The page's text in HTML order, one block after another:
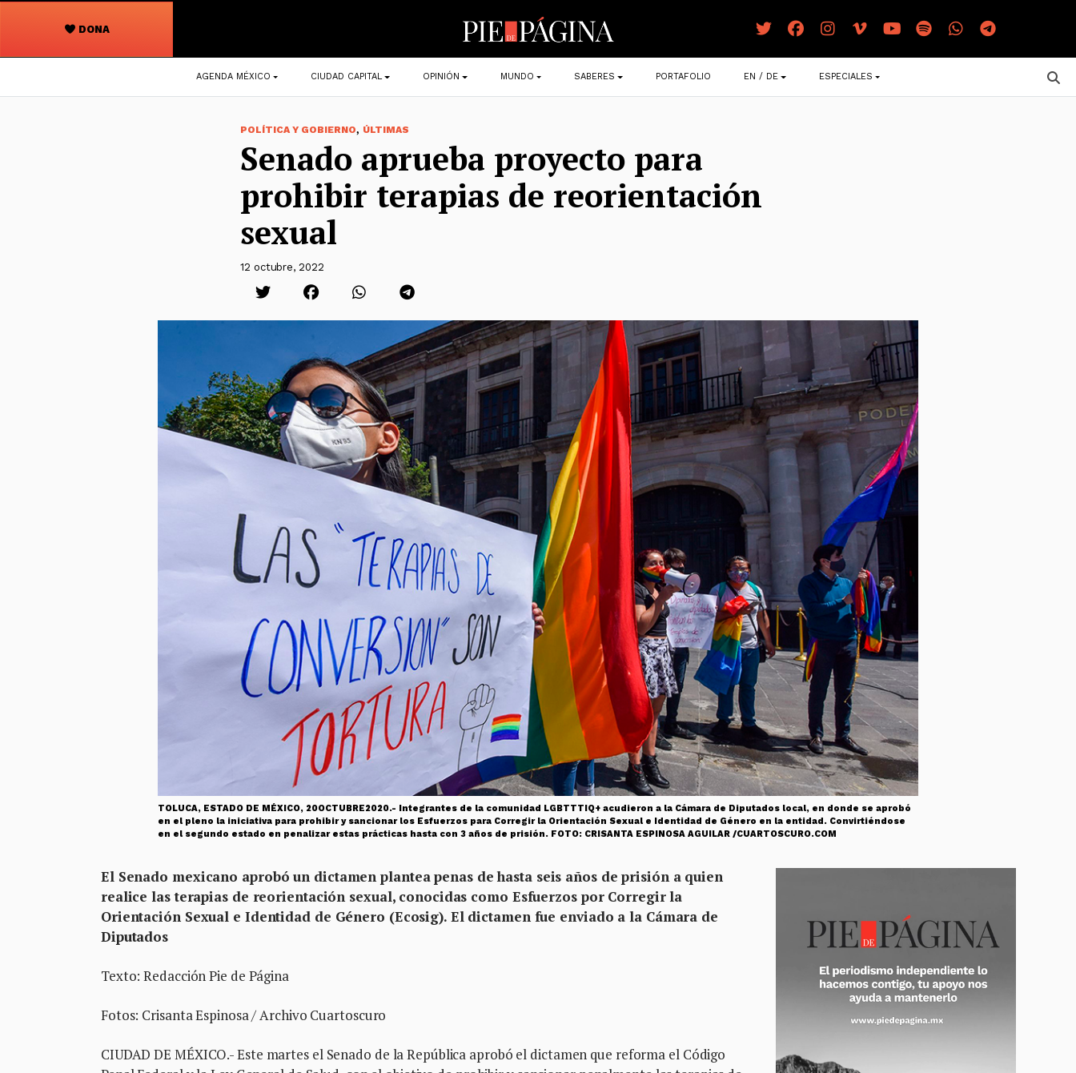
DONA
Navegación
principal
AGENDA MÉXICO CIUDAD CAPITAL OPINIÓN MUNDO SABERES PORTAFOLIO EN / DE ESPECIALES
POLÍTICA Y GOBIERNO, ÚLTIMAS
Senado aprueba proyecto para
prohibir terapias de reorientación
sexual
12 octubre, 2022
TOLUCA, ESTADO DE MÉXICO, 20OCTUBRE2020.- Integrantes de la comunidad LGBTTTIQ+ acudieron a la Cámara de Diputados local, en donde se aprobó
en el pleno la iniciativa para prohibir y sancionar los Esfuerzos para Corregir la Orientación Sexual e Identidad de Género en la entidad. Convirtiéndose
en el segundo estado en penalizar estas prácticas hasta con 3 años de prisión. FOTO: CRISANTA ESPINOSA AGUILAR /CUARTOSCURO.COM
El Senado mexicano aprobó un dictamen plantea penas de hasta seis años de prisión a quien
realice las terapias de reorientación sexual, conocidas como Esfuerzos por Corregir la
Orientación Sexual e Identidad de Género (Ecosig). El dictamen fue enviado a la Cámara de
Diputados
Texto: Redacción Pie de Página
Fotos: Crisanta Espinosa / Archivo Cuartoscuro
CIUDAD DE MÉXICO.- Este martes el Senado de la República aprobó el dictamen que reforma el Código